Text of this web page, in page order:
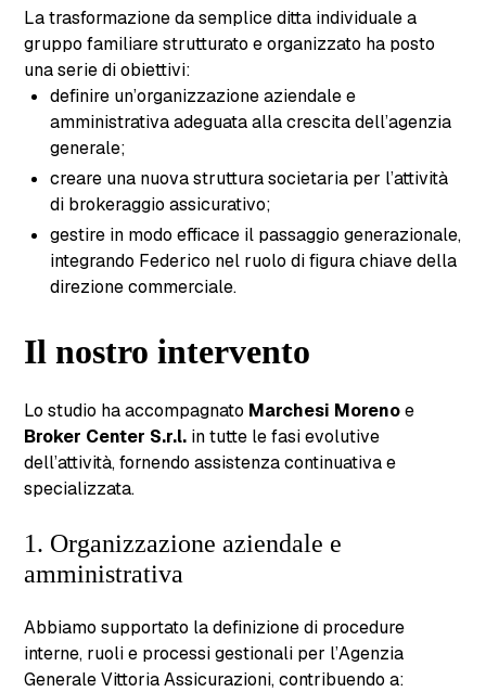
La trasformazione da semplice ditta individuale a
gruppo familiare strutturato e organizzato ha posto
una serie di obiettivi:
definire un’organizzazione aziendale e
amministrativa adeguata alla crescita dell’agenzia
generale;
creare una nuova struttura societaria per l’attività
di brokeraggio assicurativo;
gestire in modo efficace il passaggio generazionale,
integrando Federico nel ruolo di figura chiave della
direzione commerciale.
Il nostro intervento
Lo studio ha accompagnato Marchesi Morenoe
Broker Center S.r.l. in tutte le fasi evolutive
dell’attività, fornendo assistenza continuativa e
specializzata.
1. Organizzazione aziendale e
amministrativa
Abbiamo supportato la definizione di procedure
interne, ruoli e processi gestionali per l’Agenzia
Generale Vittoria Assicurazioni, contribuendo a: